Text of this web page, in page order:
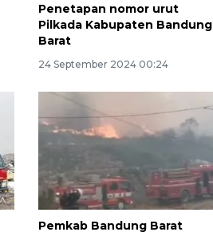
Penetapan nomor urut
Pilkada Kabupaten Bandung
Barat
24 September 2024 00:24
Pemkab Bandung Barat